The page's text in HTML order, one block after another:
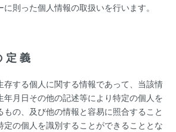
に則った個人情報の取扱いを行います。
義
存する個人に関する情報であって、当該情
年月日その他の記述等により特定の個人を
の、及び他の情報と容易に照合すること
定の個人を識別することができることとな